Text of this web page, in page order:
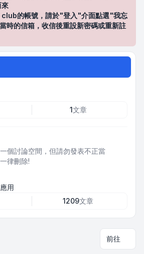
來
的帳號，請於"登入"介面點選"我忘
時的信箱，收信後重設新密碼或重新註
1文章
個討論空間，但請勿發表不正當
律刪除!
用
1209文章
前往